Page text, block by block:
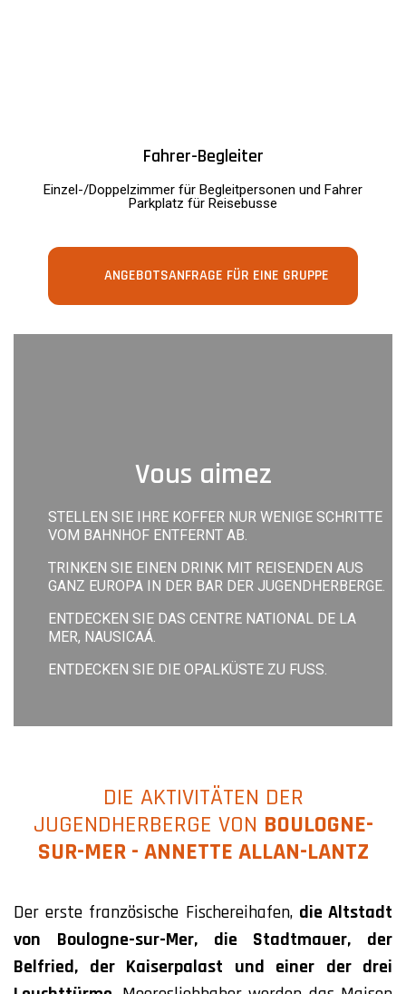
Fahrer-Begleiter
Einzel-/Doppelzimmer für Begleitpersonen und Fahrer
Parkplatz für Reisebusse
ANGEBOTSANFRAGE FÜR EINE GRUPPE
Vous aimez
STELLEN SIE IHRE KOFFER NUR WENIGE SCHRITTE
VOM BAHNHOF ENTFERNT AB.
TRINKEN SIE EINEN DRINK MIT REISENDEN AUS
GANZ EUROPA IN DER BAR DER JUGENDHERBERGE.
ENTDECKEN SIE DAS CENTRE NATIONAL DE LA
MER, NAUSICAÁ.
ENTDECKEN SIE DIE OPALKÜSTE ZU FUSS.
DIE AKTIVITÄTEN DER
JUGENDHERBERGE VON BOULOGNE-
SUR-MER - ANNETTE ALLAN-LANTZ
Der erste französische Fischereihafen, die Altstadt
von Boulogne-sur-Mer, die Stadtmauer, der
Belfried, der Kaiserpalast und einer der drei